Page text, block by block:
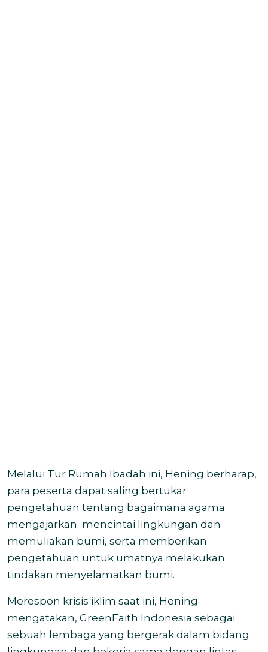
Melalui Tur Rumah Ibadah ini, Hening berharap,
para peserta dapat saling bertukar
pengetahuan tentang bagaimana agama
mengajarkan mencintai lingkungan dan
memuliakan bumi, serta memberikan
pengetahuan untuk umatnya melakukan
tindakan menyelamatkan bumi.
Merespon krisis iklim saat ini, Hening
mengatakan, GreenFaith Indonesia sebagai
sebuah lembaga yang bergerak dalam bidang